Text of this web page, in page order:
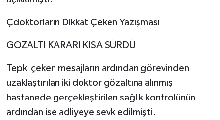
Çdoktorların Dikkat Çeken Yazışması
GÖZALTI KARARI KISA SÜRDÜ
Tepki çeken mesajların ardından görevinden
uzaklaştırılan iki doktor gözaltına alınmış
hastanede gerçekleştirilen sağlık kontrolünün
ardından ise adliyeye sevk edilmişti.